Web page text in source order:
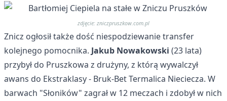
zdjęcie: zniczpruszkow.com.pl
Znicz ogłosił także dość niespodziewanie transfer
kolejnego pomocnika. Jakub Nowakowski (23 lata)
przybył do Pruszkowa z drużyny, z którą wywalczył
awans do Ekstraklasy - Bruk-Bet Termalica Nieciecza. W
barwach "Słoników" zagrał w 12 meczach i zdobył w nich